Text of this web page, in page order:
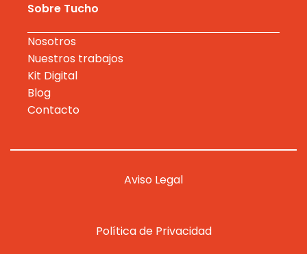
Sobre Tucho
Nosotros
Nuestros trabajos
Kit Digital
Blog
Contacto
Aviso Legal
Política de Privacidad